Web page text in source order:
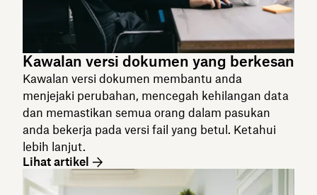
Kawalan versi dokumen yang berkesan
Kawalan versi dokumen membantu anda
menjejaki perubahan, mencegah kehilangan data
dan memastikan semua orang dalam pasukan
anda bekerja pada versi fail yang betul. Ketahui
lebih lanjut.
Lihat artikel